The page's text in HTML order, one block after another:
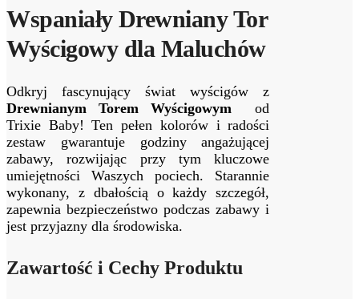
Wspaniały⁣ Drewniany Tor
⁣Wyścigowy dla Maluchów
Odkryj fascynujący‍ świat wyścigów z⁤
Drewnianym Torem Wyścigowym ‌ od
Trixie Baby! Ten⁢ pełen kolorów‍ i radości
zestaw gwarantuje godziny⁣ angażującej
zabawy, rozwijając przy tym kluczowe​
umiejętności Waszych pociech. Starannie
wykonany, z dbałością‍ o każdy szczegół,
zapewnia bezpieczeństwo podczas zabawy i
jest przyjazny⁢ dla środowiska.
Zawartość i Cechy Produktu